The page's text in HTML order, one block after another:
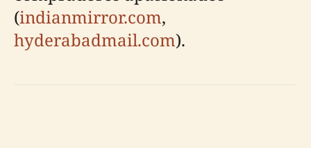
(indianmirror.com,
hyderabadmail.com).